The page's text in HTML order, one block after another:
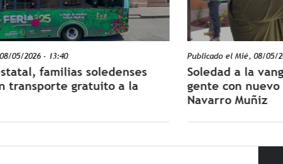
Publicado el
Soledad a la vanguardia y más cerca de la
gente con nuevo centro de capacitación: